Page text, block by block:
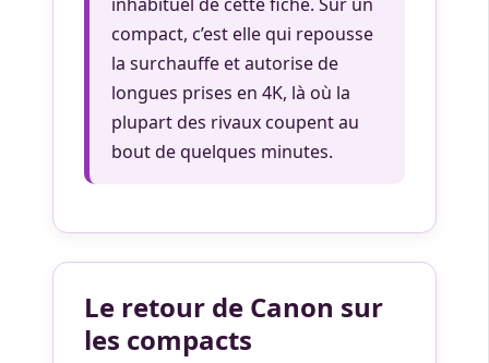
compact, c’est elle qui repousse
la surchauffe et autorise de
longues prises en 4K, là où la
plupart des rivaux coupent au
bout de quelques minutes.
Le retour de Canon sur
les compacts